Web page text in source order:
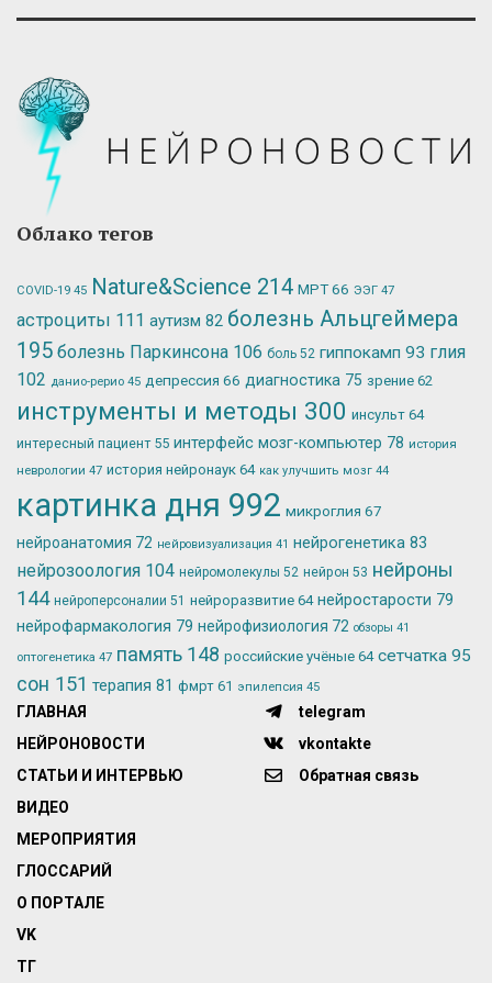
Облако тегов
COVID-19 45 Nature&Science 214 МРТ66 ЭЭГ 47
астроциты 111 аутизм 82 болезнь Альцгеймера
195 болезнь Паркинсона 106 боль 52 гиппокамп 93 глия
102 данио-рерио 45 депрессия 66 диагностика 75 зрение 62
инструменты и методы 300 инсульт 64
интересный пациент 55 интерфейс мозг-компьютер 78 история
неврологии 47 история нейронаук 64 как улучшить мозг 44
картинка дня 992 микроглия 67
нейроанатомия 72 нейровизуализация 41 нейрогенетика 83
нейрозоология 104 нейромолекулы 52 нейрон 53 нейроны
144 нейроперсоналии 51 нейроразвитие 64 нейростарости 79
нейрофармакология 79 нейрофизиология 72 обзоры 41
оптогенетика 47 память 148 российские учёные 64 сетчатка 95
сон 151 терапия 81 фмрт 61 эпилепсия 45
ГЛАВНАЯ
НЕЙРОНОВОСТИ
СТАТЬИ И ИНТЕРВЬЮ
ВИДЕО
МЕРОПРИЯТИЯ
ГЛОССАРИЙ
О ПОРТАЛЕ
VK
ТГ
telegram
vkontakte
Обратная связь